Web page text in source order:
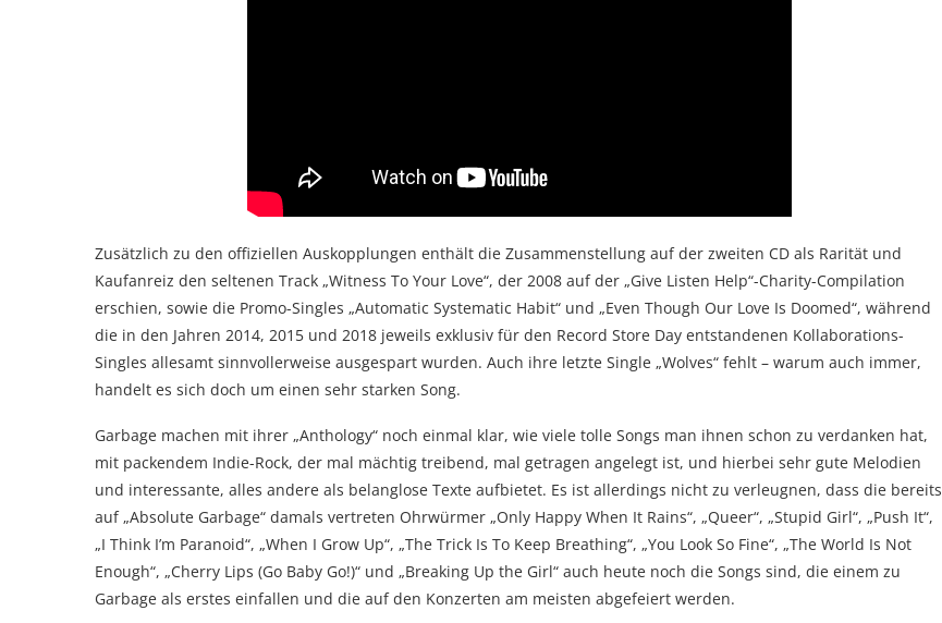
Zusätzlich zu den offiziellen Auskopplungen enthält die Zusammenstellung auf der zweiten CD als Rarität und
Kaufanreiz den seltenen Track „Witness To Your Love“, der 2008 auf der „Give Listen Help“-Charity-Compilation
erschien, sowie die Promo-Singles „Automatic Systematic Habit“ und „Even Though Our Love Is Doomed“, während
die in den Jahren 2014, 2015 und 2018 jeweils exklusiv für den Record Store Day entstandenen Kollaborations-
Singles allesamt sinnvollerweise ausgespart wurden. Auch ihre letzte Single „Wolves“ fehlt – warum auch immer,
handelt es sich doch um einen sehr starken Song.
Garbage machen mit ihrer „Anthology“ noch einmal klar, wie viele tolle Songs man ihnen schon zu verdanken hat,
mit packendem Indie-Rock, der mal mächtig treibend, mal getragen angelegt ist, und hierbei sehr gute Melodien
und interessante, alles andere als belanglose Texte aufbietet. Es ist allerdings nicht zu verleugnen, dass die bereits
auf „Absolute Garbage“ damals vertreten Ohrwürmer „Only Happy When It Rains“, „Queer“, „Stupid Girl“, „Push It“,
„I Think I’m Paranoid“, „When I Grow Up“, „The Trick Is To Keep Breathing“, „You Look So Fine“, „The World Is Not
Enough“, „Cherry Lips (Go Baby Go!)“ und „Breaking Up the Girl“ auch heute noch die Songs sind, die einem zu
Garbage als erstes einfallen und die auf den Konzerten am meisten abgefeiert werden.